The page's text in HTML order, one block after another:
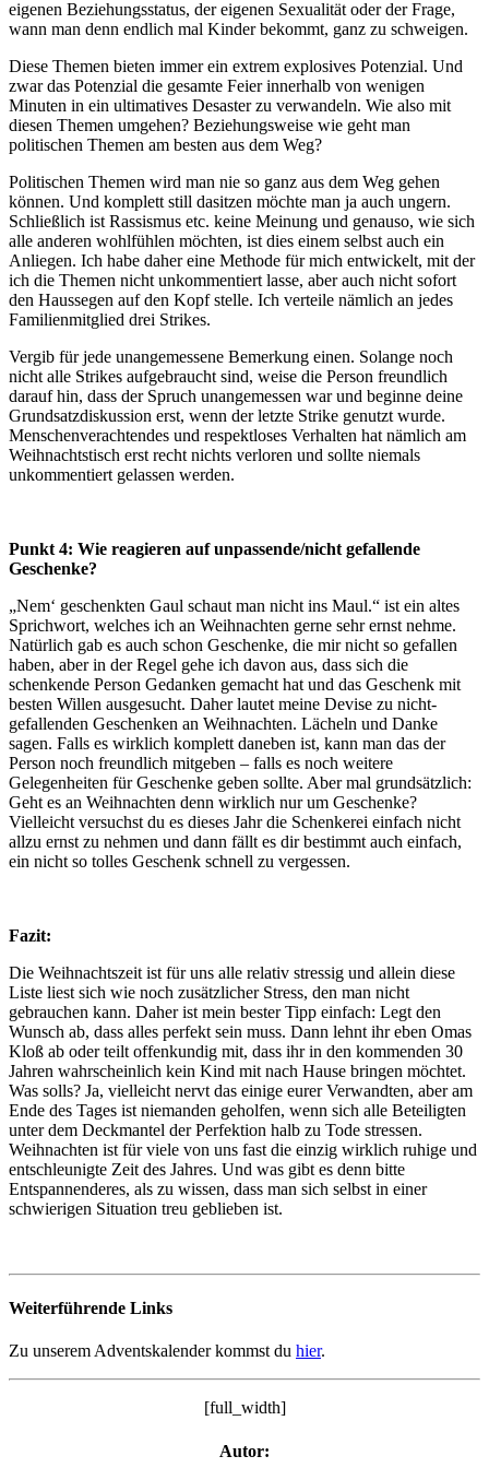
eigenen Beziehungsstatus, der eigenen Sexualität oder der Frage,
wann man denn endlich mal Kinder bekommt, ganz zu schweigen.
Diese Themen bieten immer ein extrem explosives Potenzial. Und
zwar das Potenzial die gesamte Feier innerhalb von wenigen
Minuten in ein ultimatives Desaster zu verwandeln. Wie also mit
diesen Themen umgehen? Beziehungsweise wie geht man
politischen Themen am besten aus dem Weg?
Politischen Themen wird man nie so ganz aus dem Weg gehen
können. Und komplett still dasitzen möchte man ja auch ungern.
Schließlich ist Rassismus etc. keine Meinung und genauso, wie sich
alle anderen wohlfühlen möchten, ist dies einem selbst auch ein
Anliegen. Ich habe daher eine Methode für mich entwickelt, mit der
ich die Themen nicht unkommentiert lasse, aber auch nicht sofort
den Haussegen auf den Kopf stelle. Ich verteile nämlich an jedes
Familienmitglied drei Strikes.
Vergib für jede unangemessene Bemerkung einen. Solange noch
nicht alle Strikes aufgebraucht sind, weise die Person freundlich
darauf hin, dass der Spruch unangemessen war und beginne deine
Grundsatzdiskussion erst, wenn der letzte Strike genutzt wurde.
Menschenverachtendes und respektloses Verhalten hat nämlich am
Weihnachtstisch erst recht nichts verloren und sollte niemals
unkommentiert gelassen werden.
Punkt 4: Wie reagieren auf unpassende/nicht gefallende
Geschenke?
„Nem‘ geschenkten Gaul schaut man nicht ins Maul.“ ist ein altes
Sprichwort, welches ich an Weihnachten gerne sehr ernst nehme.
Natürlich gab es auch schon Geschenke, die mir nicht so gefallen
haben, aber in der Regel gehe ich davon aus, dass sich die
schenkende Person Gedanken gemacht hat und das Geschenk mit
besten Willen ausgesucht. Daher lautet meine Devise zu nicht-
gefallenden Geschenken an Weihnachten. Lächeln und Danke
sagen. Falls es wirklich komplett daneben ist, kann man das der
Person noch freundlich mitgeben – falls es noch weitere
Gelegenheiten für Geschenke geben sollte. Aber mal grundsätzlich:
Geht es an Weihnachten denn wirklich nur um Geschenke?
Vielleicht versuchst du es dieses Jahr die Schenkerei einfach nicht
allzu ernst zu nehmen und dann fällt es dir bestimmt auch einfach,
ein nicht so tolles Geschenk schnell zu vergessen.
Fazit:
Die Weihnachtszeit ist für uns alle relativ stressig und allein diese
Liste liest sich wie noch zusätzlicher Stress, den man nicht
gebrauchen kann. Daher ist mein bester Tipp einfach: Legt den
Wunsch ab, dass alles perfekt sein muss. Dann lehnt ihr eben Omas
Kloß ab oder teilt offenkundig mit, dass ihr in den kommenden 30
Jahren wahrscheinlich kein Kind mit nach Hause bringen möchtet.
Was solls? Ja, vielleicht nervt das einige eurer Verwandten, aber am
Ende des Tages ist niemanden geholfen, wenn sich alle Beteiligten
unter dem Deckmantel der Perfektion halb zu Tode stressen.
Weihnachten ist für viele von uns fast die einzig wirklich ruhige und
entschleunigte Zeit des Jahres. Und was gibt es denn bitte
Entspannenderes, als zu wissen, dass man sich selbst in einer
schwierigen Situation treu geblieben ist.
Weiterführende Links
Zu unserem Adventskalender kommst du hier.
[full_width]
Autor: